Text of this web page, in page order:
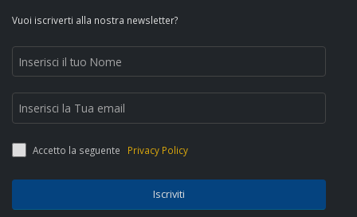
Vuoi iscriverti alla nostra newsletter?
Accetto la seguente Privacy Policy
Iscriviti